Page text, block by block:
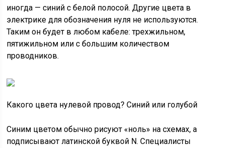
иногда — синий с белой полосой. Другие цвета в
электрике для обозначения нуля не используются.
Таким он будет в любом кабеле: трехжильном,
пятижильном или с большим количеством
проводников.
Какого цвета нулевой провод? Синий или голубой
Синим цветом обычно рисуют «ноль» на схемах, а
подписывают латинской буквой N. Специалисты